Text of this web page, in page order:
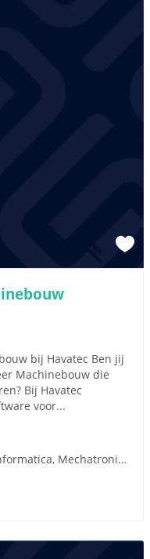
bij Havatec Ben jij
Machinebouw die
Bij Havatec
voor...
Industriële Automatisering, Informatica, Mechatronica, PLC, Techniek